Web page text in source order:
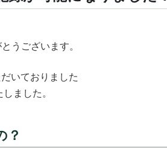
うございます。
いておりました
ました。
？